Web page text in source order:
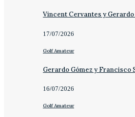
Vincent Cervantes y
17/07/2026
Golf Amateur
Gerardo Gómez y Francisco
16/07/2026
Golf Amateur